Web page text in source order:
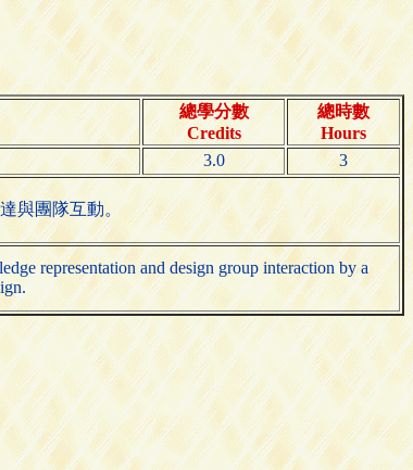
總學分數
Credits
總時數
Hours
3.0
3
與團隊互動。
representation and design group interaction by a